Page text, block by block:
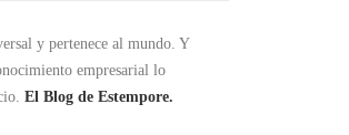
y pertenece al mundo. Y
empresarial lo
El Blog de Estempore.